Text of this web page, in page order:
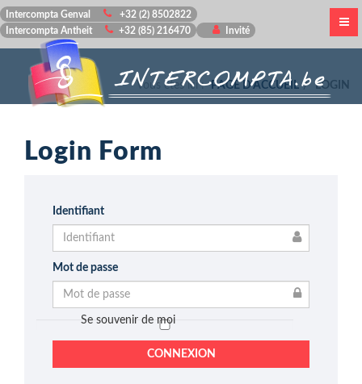
Intercompta Genval
+32 (2) 8502822
Intercompta Antheit
+32 (85) 216470 Invité
Vous êtes ici :PAGE D'ACCUEIL LOGIN
Login Form
Identifiant
Mot de passe
Se souvenir de moi
CONNEXION